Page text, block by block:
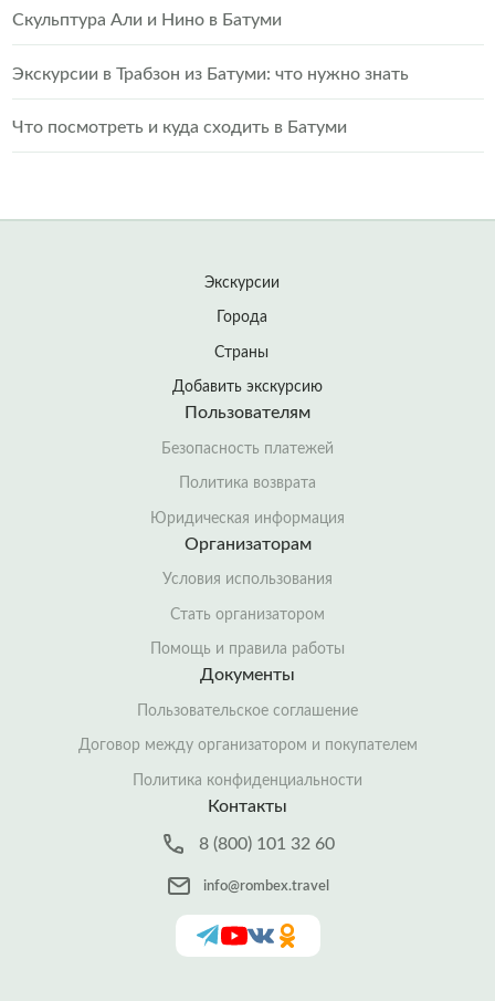
Скульптура Али и Нино в Батуми
Экскурсии в Трабзон из Батуми: что нужно знать
Что посмотреть и куда сходить в Батуми
Экскурсии
Города
Страны
Добавить экскурсию
Пользователям
Безопасность платежей
Политика возврата
Юридическая информация
Организаторам
Условия использования
Стать организатором
Помощь и правила работы
Документы
Пользовательское соглашение
Договор между организатором и покупателем
Политика конфиденциальности
Контакты
8 (800) 101 32 60
info@rombex.travel